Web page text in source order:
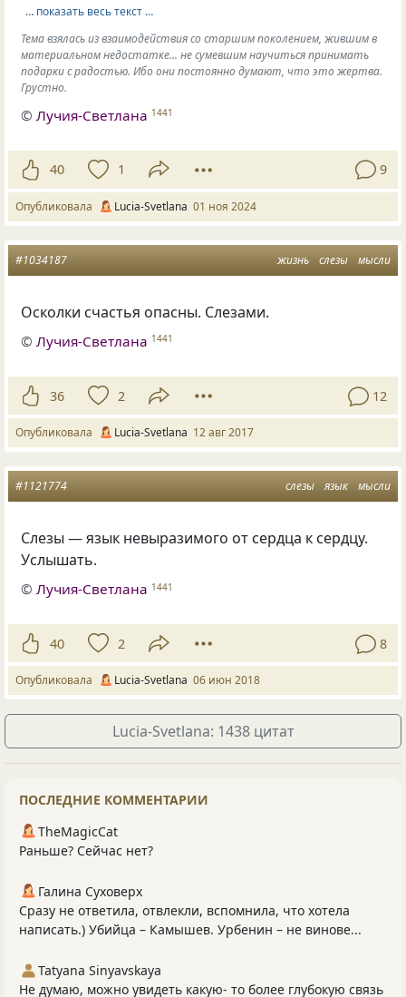
… показать весь текст …
Тема взялась из взаимодействия со старшим поколением, жившим в
материальном недостатке... не сумевшим научиться принимать
подарки с радостью. Ибо они постоянно думают, что это жертва.
Грустно.
©Лучия-Светлана 1441
40 1 9
Опубликовала Lucia-Svetlana 01 ноя 2024
жизнь слезы мысли
#1034187
Осколки счастья опасны. Слезами.
©Лучия-Светлана 1441
36 2 12
Опубликовала Lucia-Svetlana 12 авг 2017
слезы язык мысли
#1121774
Слезы — язык невыразимого от сердца к сердцу.
Услышать.
©Лучия-Светлана 1441
40 2 8
Опубликовала Lucia-Svetlana 06 июн 2018
Lucia-Svetlana: 1438 цитат
ПОСЛЕДНИЕ КОММЕНТАРИИ
TheMagicCat
Раньше? Сейчас нет?
Галина Суховерх
Сразу не ответила, отвлекли, вспомнила, что хотела
написать.) Убийца – Камышев. Урбенин – не винове...
Tatyana Sinyavskaya
Не думаю, можно увидеть какую- то более глубокую связь